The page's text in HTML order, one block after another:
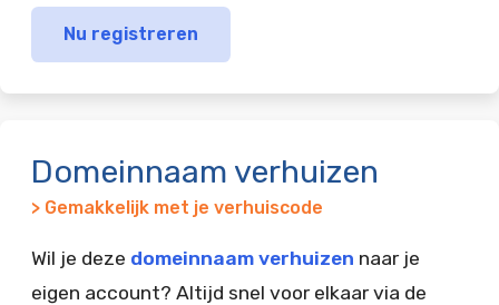
Nu registreren
Domeinnaam verhuizen
> Gemakkelijk met je verhuiscode
Wil je deze domeinnaam verhuizen naar je
eigen account? Altijd snel voor elkaar via de